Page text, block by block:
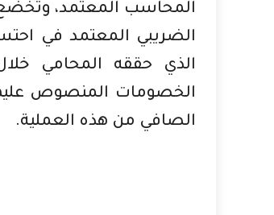
المحاسب المعتمد، وتخضع
الضريبي المعتمد في
الذي حققه المحامي
الخصومات المنصوص
الصافي من هذه العملية.